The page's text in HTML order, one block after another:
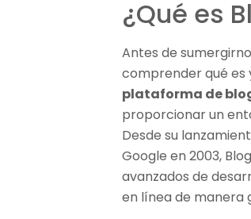
¿Qué es
Antes de
comprender qué es
plataforma de
proporcionar un
Desde su
Google en 2003,
avanzados de
en línea de manera